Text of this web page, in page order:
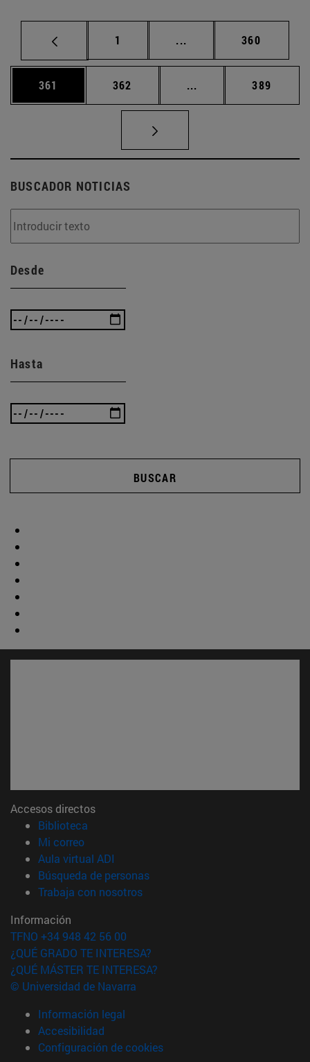
Página
1 ... Páginas intermedias
Página
360
Página
361 Página
362 ... Páginas intermedias
Página
389
BUSCADOR NOTICIAS
Desde
Hasta
BUSCAR
Accesos directos
Biblioteca
Mi correo(abre en nueva ventana)
Aula virtual ADI
Búsqueda de personas(abre en nueva ventana)
Trabaja con nosotros(abre en nueva ventana)
Información
TFNO +34 948 42 56 00
¿QUÉ GRADO TE INTERESA?
¿QUÉ MÁSTER TE INTERESA?
© Universidad de Navarra
Información legal
Accesibilidad
Configuración de cookies